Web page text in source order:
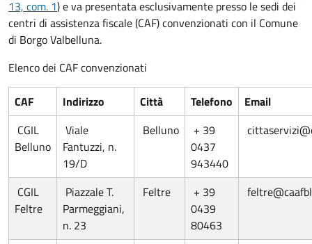
13, com. 1) e va presentata esclusivamente presso le sedi dei
centri di assistenza fiscale (CAF) convenzionati con il Comune
di Borgo Valbelluna.
Elenco dei CAF convenzionati
CAF Indirizzo Città Telefono
Email
CGIL
Belluno
Viale
Fantuzzi, n.
19/D
Belluno
+ 39
0437
943440
CGIL
Feltre
Piazzale T.
Parmeggiani,
n. 23
Feltre
+ 39
0439
80463